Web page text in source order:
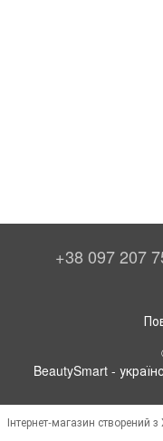
+38 097 207
BeautySmart -
Інтернет-магазин створений